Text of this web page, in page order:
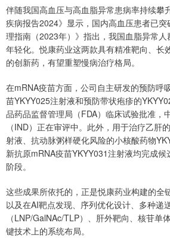
伴随我国高血压与高血脂异常患病率持续攀
疾病报告2024》显示，国内高血压患者已
理指南（2023年）》指出，我国血脂异常
年轻化。悦康药业这两款具有精准靶向、长
的创新药，有望重塑慢病治疗格局。
在mRNA疫苗方面，公司自主研发的预防呼
苗YKYY025注射液和预防带状疱疹的
品药品监督管理局（FDA）临床试验批准，
（IND）正在审评中。此外，用于治疗乙肝
射液、抗动脉粥样硬化风险的小核酸药物
新抗原mRNA疫苗YKYY031注射液均完成
阶段。
这些成果所依托的，正是悦康药业构建的全
以及在AI靶点发现、序列优化设计、多种递
（LNP/GalNAc/TLP）、肝外靶向、核苷单
键技术上的系统布局。